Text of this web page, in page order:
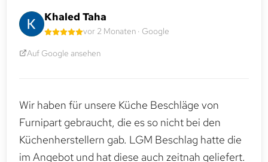
Khaled Taha
vor 2 Monaten · Google
Auf Google ansehen
Wir haben für unsere Küche Beschläge von
Furnipart gebraucht, die es so nicht bei den
Küchenherstellern gab. LGM Beschlag hatte die
im Angebot und hat diese auch zeitnah geliefert.